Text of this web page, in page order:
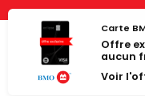
Panneau de gestion
Passer
contenu
Carte
Offre
aucun
Voir